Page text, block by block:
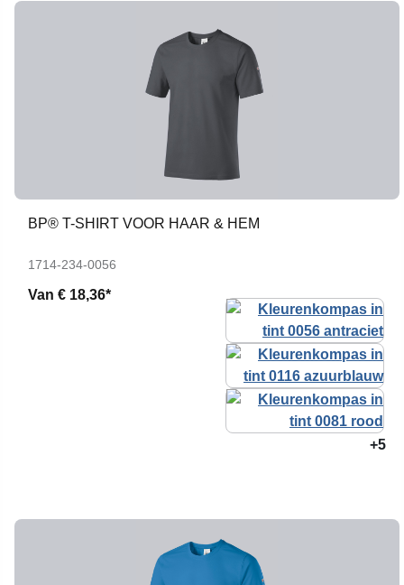
BP® T-SHIRT VOOR HAAR & HEM
1714-234-0056
Van € 18,36*
+5